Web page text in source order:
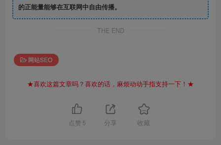
的正能量能够在互联网中自由传播。
THE END
网站SEO
★喜欢这篇文章吗？喜欢的话，麻烦动动手指支持一下！★
点赞 5 分享 收藏